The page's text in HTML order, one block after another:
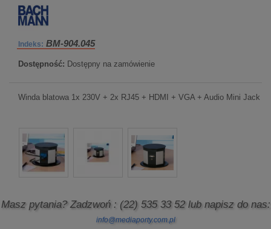
Indeks: BM-904.045
Dostępność: Dostępny na zamówienie
Winda blatowa 1x 230V + 2x RJ45 + HDMI + VGA + Audio Mini Jack
Masz pytania? Zadzwoń : (22) 535 33 52lub napisz do nas:
info@mediaporty.com.pl